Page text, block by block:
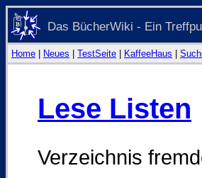
Das BücherWiki - Ein
Home Neues TestSeite KaffeeHaus
Lese Listen
Verzeichnis